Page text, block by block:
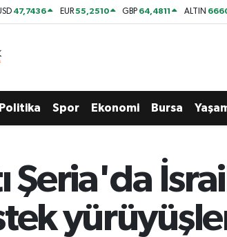
47,7436 EUR55,2510 GBP 64,4811 ALTIN
Politika Spor Ekonomi Bursa
Şeria'da